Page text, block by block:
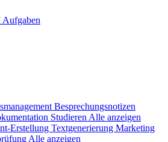
Aufgaben
Besprechungsnotizen
Studieren Alle anzeigen
Erstellung Textgenerierung Marketing
Alle anzeigen